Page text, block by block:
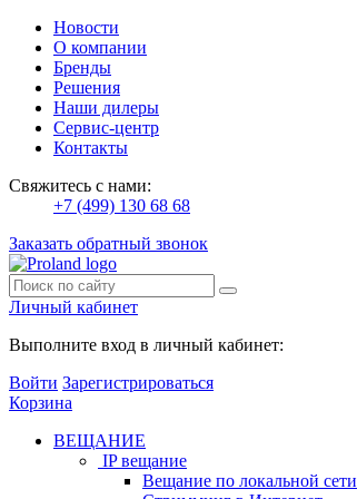
Новости
О компании
Бренды
Решения
Наши дилеры
Сервис-центр
Контакты
Свяжитесь с нами:
+7 (499) 130 68 68
Заказать обратный звонок
Личный кабинет
Выполните вход в личный кабинет:
Войти Зарегистрироваться
Корзина
ВЕЩАНИЕ
IP вещание
Вещание по локальной сети